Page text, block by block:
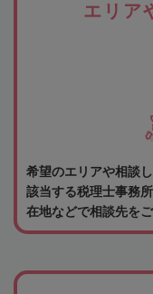
エリア
希望のエリアや相談
該当する税理士事務
在地などで相談先をご